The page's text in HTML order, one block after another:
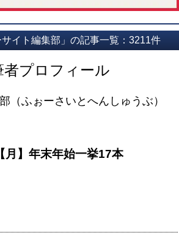
イト編集部」の記事一覧：3211件
者プロフィール
（ふぉーさいとへんしゅうぶ）
【月】年末年始一挙17本